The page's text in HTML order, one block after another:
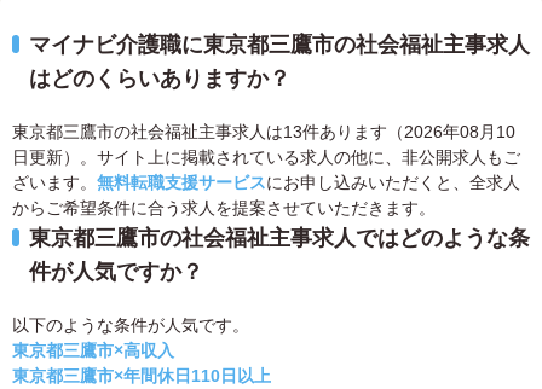
マイナビ介護職に東京都三鷹市の社会福祉主事求人
はどのくらいありますか？
東京都三鷹市の社会福祉主事求人は13件あります（2026年08月10
日更新）。サイト上に掲載されている求人の他に、非公開求人もご
ざいます。 無料転職支援サービスにお申し込みいただくと、全求人
からご希望条件に合う求人を提案させていただきます。
東京都三鷹市の社会福祉主事求人ではどのような条
件が人気ですか？
以下のような条件が人気です。
東京都三鷹市×高収入
東京都三鷹市×年間休日110日以上